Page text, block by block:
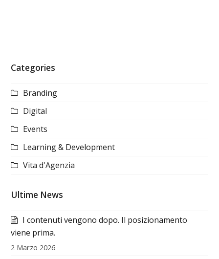
Categories
Branding
Digital
Events
Learning & Development
Vita d'Agenzia
Ultime News
I contenuti vengono dopo. Il posizionamento
viene prima.
2 Marzo 2026